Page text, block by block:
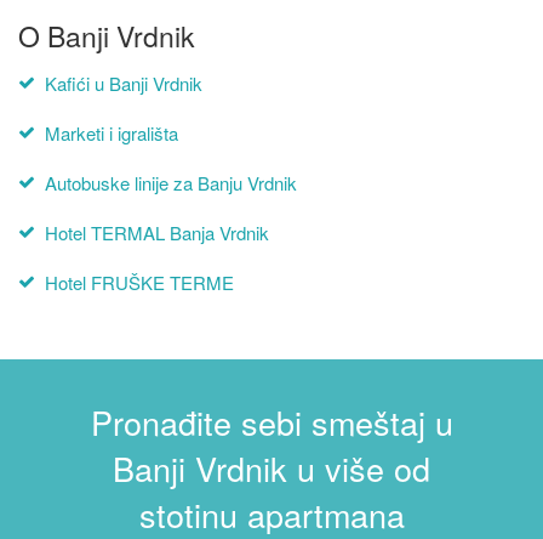
O Banji Vrdnik
Kafići u Banji Vrdnik
Marketi i igrališta
Autobuske linije za Banju Vrdnik
Hotel TERMAL Banja Vrdnik
Hotel FRUŠKE TERME
Pronađite sebi smeštaj u
Banji Vrdnik u više od
stotinu apartmana